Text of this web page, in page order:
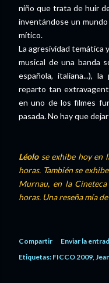
niño que trata de huir
inventándose un
mítico.
La agresividad temática
musical de una banda
española, italiana...),
reparto tan
en uno de los filmes
pasada. No hay que
Léolo se exhibe hoy en
horas. También se
Murnau, en la
horas. Una reseña mía de
Compartir
Enviar la
Etiquetas: FICCO 2009